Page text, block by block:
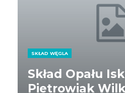
SKŁAD WĘGLA
Skład Opału
Pietrowiak